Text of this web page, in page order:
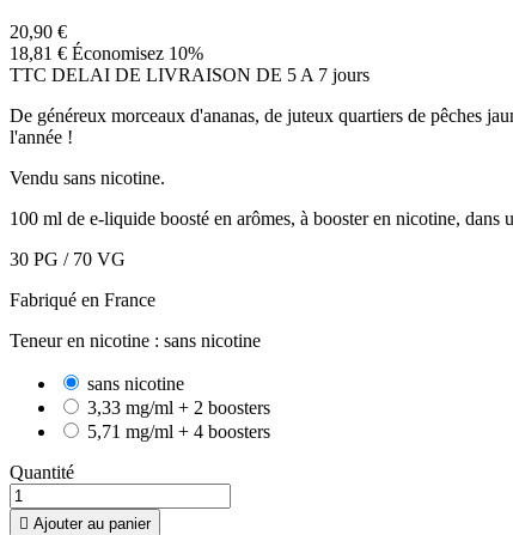
20,90 €
18,81 € Économisez 10%
TTC DELAI DE LIVRAISON DE 5 A 7 jours
De généreux morceaux d'ananas, de juteux quartiers de pêches
l'année !
Vendu sans nicotine.
100 ml de e-liquide boosté en arômes, à booster en nicotine,
30 PG / 70 VG
Fabriqué en France
Teneur en nicotine : sans nicotine
sans nicotine
3,33 mg/ml + 2 boosters
5,71 mg/ml + 4 boosters
Quantité
 Ajouter au panier